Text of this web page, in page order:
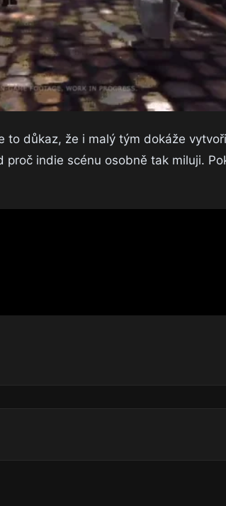
to důkaz, že i malý tým dokáže
indie scénu osobně tak miluji.